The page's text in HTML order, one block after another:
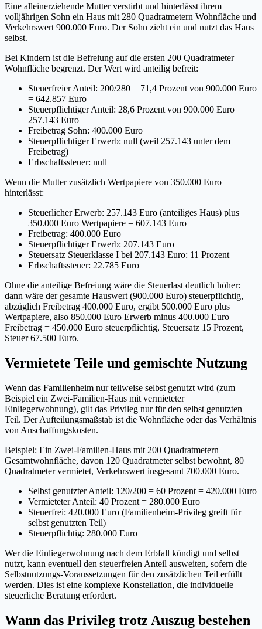
Eine alleinerziehende Mutter verstirbt und hinterlässt ihrem
volljährigen Sohn ein Haus mit 280 Quadratmetern Wohnfläche und
Verkehrswert 900.000 Euro. Der Sohn zieht ein und nutzt das Haus
selbst.
Bei Kindern ist die Befreiung auf die ersten 200 Quadratmeter
Wohnfläche begrenzt. Der Wert wird anteilig befreit:
Steuerfreier Anteil: 200/280 = 71,4 Prozent von 900.000 Euro
= 642.857 Euro
Steuerpflichtiger Anteil: 28,6 Prozent von 900.000 Euro =
257.143 Euro
Freibetrag Sohn: 400.000 Euro
Steuerpflichtiger Erwerb: null (weil 257.143 unter dem
Freibetrag)
Erbschaftssteuer: null
Wenn die Mutter zusätzlich Wertpapiere von 350.000 Euro
hinterlässt:
Steuerlicher Erwerb: 257.143 Euro (anteiliges Haus) plus
350.000 Euro Wertpapiere = 607.143 Euro
Freibetrag: 400.000 Euro
Steuerpflichtiger Erwerb: 207.143 Euro
Steuersatz Steuerklasse I bei 207.143 Euro: 11 Prozent
Erbschaftssteuer: 22.785 Euro
Ohne die anteilige Befreiung wäre die Steuerlast deutlich höher:
dann wäre der gesamte Hauswert (900.000 Euro) steuerpflichtig,
abzüglich Freibetrag 400.000 Euro, ergibt 500.000 Euro plus
Wertpapiere, also 850.000 Euro Erwerb minus 400.000 Euro
Freibetrag = 450.000 Euro steuerpflichtig, Steuersatz 15 Prozent,
Steuer 67.500 Euro.
Vermietete Teile und gemischte Nutzung
Wenn das Familienheim nur teilweise selbst genutzt wird (zum
Beispiel ein Zwei-Familien-Haus mit vermieteter
Einliegerwohnung), gilt das Privileg nur für den selbst genutzten
Teil. Der Aufteilungsmaßstab ist die Wohnfläche oder das Verhältnis
von Anschaffungskosten.
Beispiel: Ein Zwei-Familien-Haus mit 200 Quadratmetern
Gesamtwohnfläche, davon 120 Quadratmeter selbst bewohnt, 80
Quadratmeter vermietet, Verkehrswert insgesamt 700.000 Euro.
Selbst genutzter Anteil: 120/200 = 60 Prozent = 420.000 Euro
Vermieteter Anteil: 40 Prozent = 280.000 Euro
Steuerfrei: 420.000 Euro (Familienheim-Privileg greift für
selbst genutzten Teil)
Steuerpflichtig: 280.000 Euro
Wer die Einliegerwohnung nach dem Erbfall kündigt und selbst
nutzt, kann eventuell den steuerfreien Anteil ausweiten, sofern die
Selbstnutzungs-Voraussetzungen für den zusätzlichen Teil erfüllt
werden. Dies ist eine komplexe Konstellation, die individuelle
steuerliche Beratung erfordert.
Wann das Privileg trotz Auszug bestehen